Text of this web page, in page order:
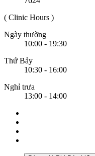
( Clinic Hours )
Ngày thường
10:00 - 19:30
Thứ Bảy
10:30 - 16:00
Nghỉ trưa
13:00 - 14:00